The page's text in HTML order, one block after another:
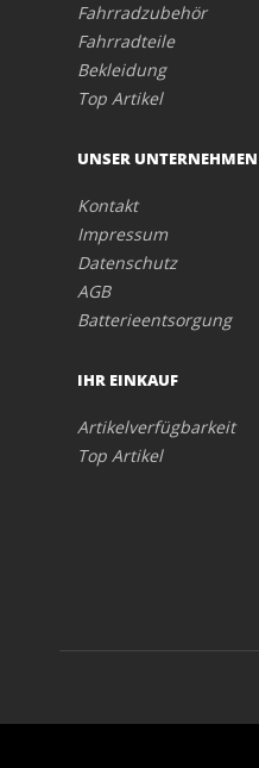
Fahrradzubehör
Fahrradteile
Bekleidung
Top Artikel
UNSER UNTERNEHMEN
Kontakt
Impressum
Datenschutz
AGB
Batterieentsorgung
IHR EINKAUF
Artikelverfügbarkeit
Top Artikel